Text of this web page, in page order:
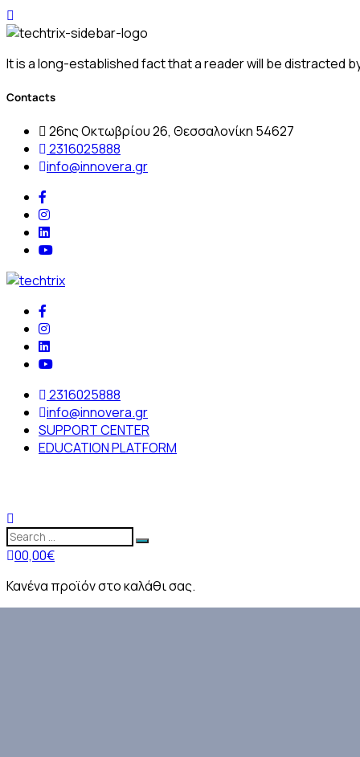
It is a long-established fact that a reader will be distracted
Contacts
26ης Οκτωβρίου 26, Θεσσαλονίκη 54627
2316025888
info@innovera.gr
2316025888
info@innovera.gr
SUPPORT CENTER
EDUCATION PLATFORM
00,00€
Κανένα προϊόν στο καλάθι σας.